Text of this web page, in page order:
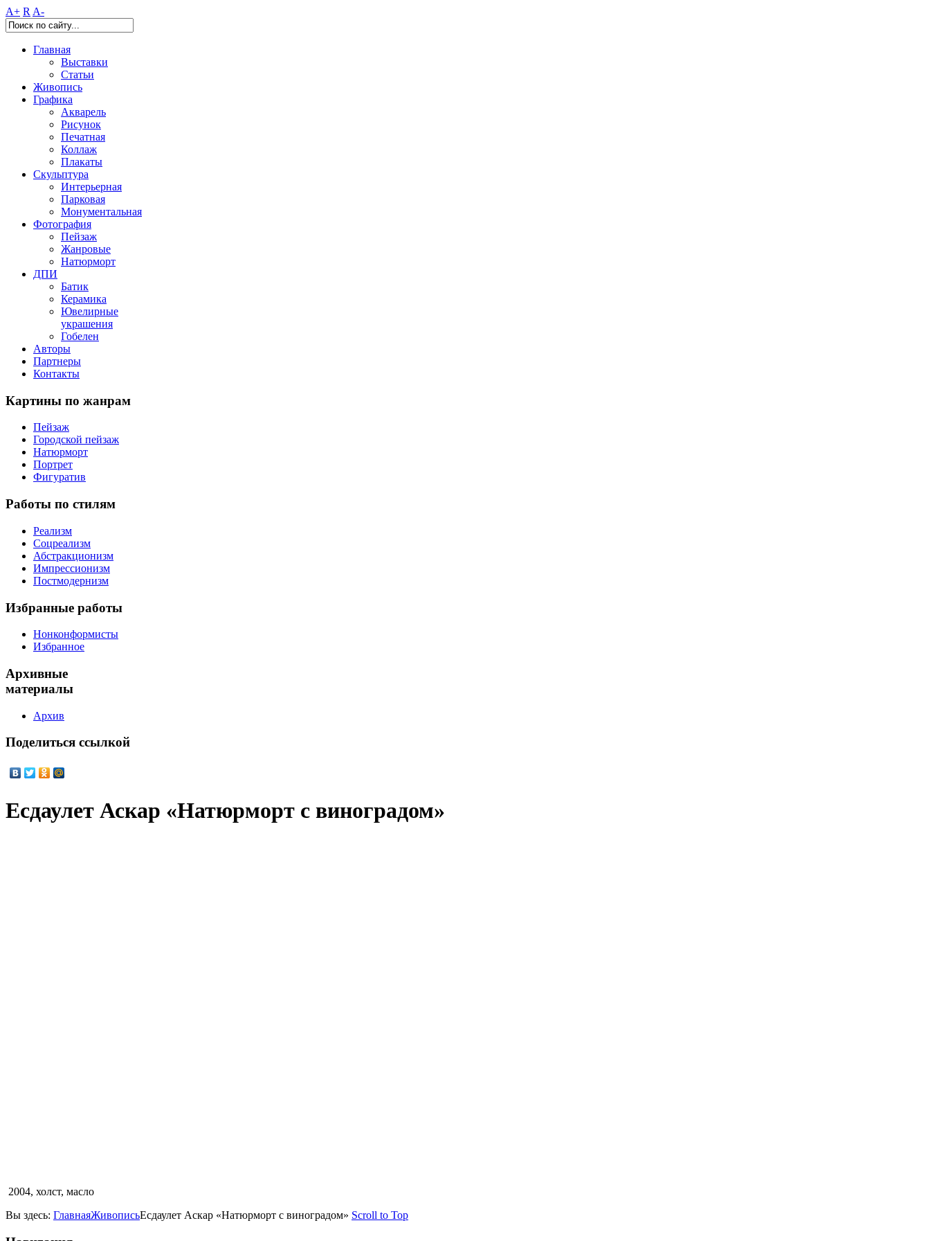
A+ R A-
Главная
Выставки
Статьи
Живопись
Графика
Акварель
Рисунок
Печатная
Коллаж
Плакаты
Скульптура
Интерьерная
Парковая
Монументальная
Фотография
Пейзаж
Жанровые
Натюрморт
ДПИ
Батик
Керамика
Ювелирные
украшения
Гобелен
Авторы
Партнеры
Контакты
Картины по жанрам
Пейзаж
Городской пейзаж
Натюрморт
Портрет
Фигуратив
Работы по стилям
Реализм
Соцреализм
Абстракционизм
Импрессионизм
Постмодернизм
Избранные работы
Нонконформисты
Избранное
Архивные
материалы
Архив
Поделиться ссылкой
Есдаулет Аскар «Натюрморт с виноградом»
2004, холст, масло
Вы здесь: ГлавнаяЖивописьЕсдаулет Аскар «Натюрморт с виноградом» Scroll to Top